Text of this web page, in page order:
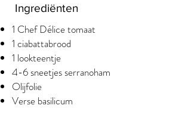
Ingrediënten
1 Chef Délice tomaat
1 ciabattabrood
1 lookteentje
4-6 sneetjes serranoham
Olijfolie
Verse basilicum